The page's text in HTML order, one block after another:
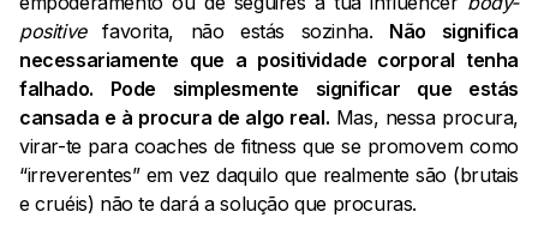
positivefavorita, não estás sozinha. Não significa
necessariamente que a positividade corporal tenha
falhado. Pode simplesmente significar que estás
cansada e à procura de algo real. Mas, nessa procura,
virar-te para coaches de fitness que se promovem como
“irreverentes” em vez daquilo que realmente são (brutais
e cruéis) não te dará a solução que procuras.